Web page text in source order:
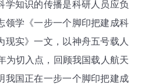
学知识的传播是科研人员应负
领学《一步一个脚印把建成科
现实》一文，以神舟五号载人
为切入点，回顾我国载人航天
我国正在一步一个脚印把建成